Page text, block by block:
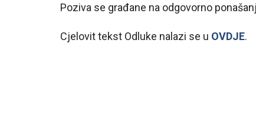
Poziva se građane na odgovorno
Cjelovit tekst Odluke nalazi se u OVDJE.